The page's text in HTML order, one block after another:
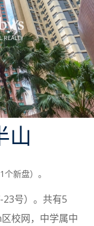
山
新盘）。
号）。共有5
校网，中学属中